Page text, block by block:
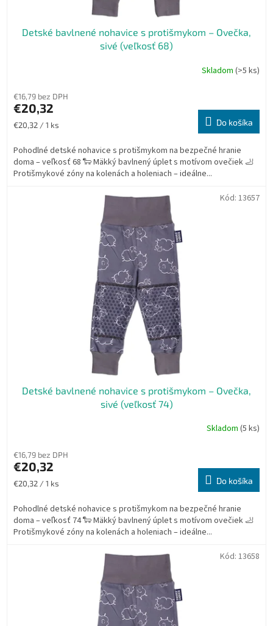
Detské bavlnené nohavice s protišmykom – Ovečka,
sivé (veľkosť 68)
Skladom (>5 ks)
€16,79 bez DPH
€20,32
Jednotková
€20,32 / 1 ks Do košíka
Pohodlné detské nohavice s protišmykom na bezpečné hranie
doma – veľkosť 68 🐑 Mäkký bavlnený úplet s motívom ovečiek 🦶
Protišmykové zóny na kolenách a holeniach – ideálne...
Detské bavlnené nohavice s protišmykom – Ovečka,
sivé (veľkosť 74)
Skladom (5 ks)
€16,79 bez DPH
€20,32
Jednotková
€20,32 / 1 ks Do košíka
Pohodlné detské nohavice s protišmykom na bezpečné hranie
doma – veľkosť 74 🐑 Mäkký bavlnený úplet s motívom ovečiek 🦶
Protišmykové zóny na kolenách a holeniach – ideálne...
Kód: 13657
Kód: 13658